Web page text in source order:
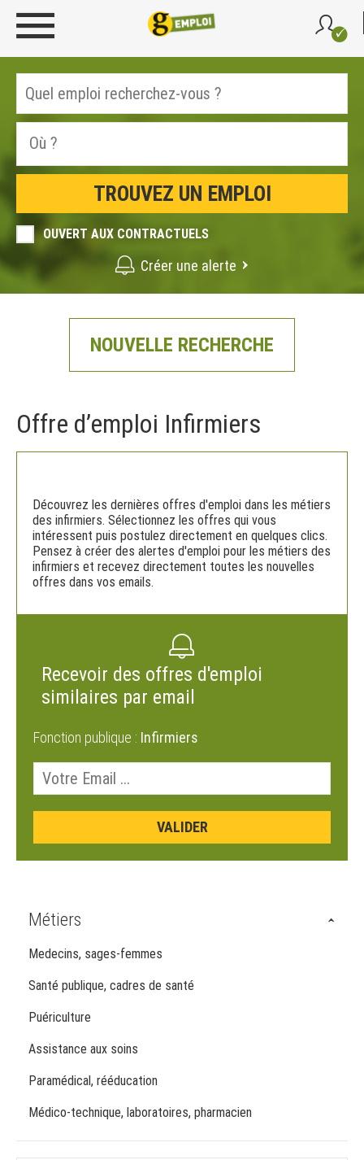
OUVERT AUX CONTRACTUELS
Créer une alerte
NOUVELLE RECHERCHE
Offre d’emploi Infirmiers
Découvrez les dernières offres d'emploi dans les métiers
des infirmiers. Sélectionnez les offres qui vous
intéressent puis postulez directement en quelques clics.
Pensez à créer des alertes d'emploi pour les métiers des
infirmiers et recevez directement toutes les nouvelles
offres dans vos emails.
Recevoir des offres d'emploi
similaires par email
Fonction publique : Infirmiers
Métiers
Medecins, sages-femmes
Santé publique, cadres de santé
Puériculture
Assistance aux soins
Paramédical, rééducation
Médico-technique, laboratoires, pharmacien